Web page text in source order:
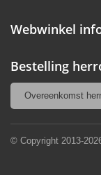
© Copyright 2013-
Webwinkel
Bestelling
Overeenkomst